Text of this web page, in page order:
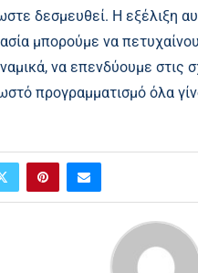
δεσμευθεί. Η εξέλιξη
μπορούμε να
να επενδύουμε στις
προγραμματισμό όλα